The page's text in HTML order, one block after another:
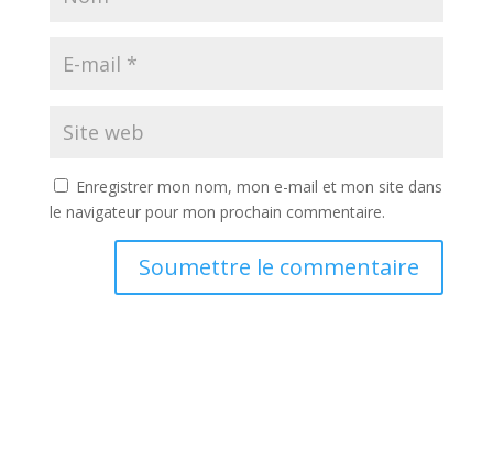
Enregistrer mon nom, mon e-mail et mon site dans
le navigateur pour mon prochain commentaire.
Soumettre le commentaire